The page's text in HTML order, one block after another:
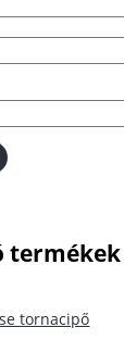
termékek